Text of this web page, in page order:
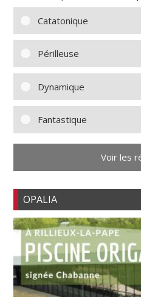
Catatonique
Périlleuse
Dynamique
Fantastique
Voir les
OPALIA